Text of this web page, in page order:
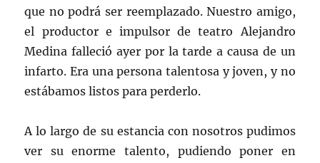
que no podrá ser reemplazado. Nuestro amigo,
el productor e impulsor de teatro Alejandro
Medina falleció ayer por la tarde a causa de un
infarto. Era una persona talentosa y joven, y no
estábamos listos para perderlo.
A lo largo de su estancia con nosotros pudimos
ver su enorme talento, pudiendo poner en